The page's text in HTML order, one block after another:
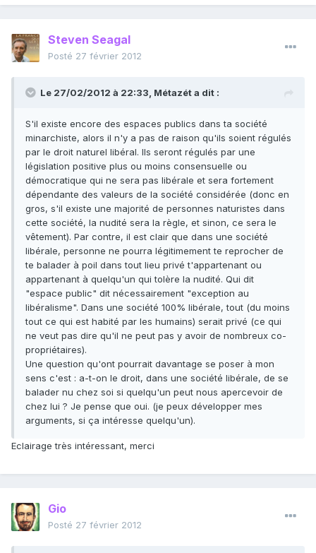
Steven Seagal
Posté 27 février 2012
Le 27/02/2012 à 22:33, Métazét a dit :
S'il existe encore des espaces publics dans ta société
minarchiste, alors il n'y a pas de raison qu'ils soient régulés
par le droit naturel libéral. Ils seront régulés par une
législation positive plus ou moins consensuelle ou
démocratique qui ne sera pas libérale et sera fortement
dépendante des valeurs de la société considérée (donc en
gros, s'il existe une majorité de personnes naturistes dans
cette société, la nudité sera la règle, et sinon, ce sera le
vêtement). Par contre, il est clair que dans une société
libérale, personne ne pourra légitimement te reprocher de
te balader à poil dans tout lieu privé t'appartenant ou
appartenant à quelqu'un qui tolère la nudité. Qui dit
"espace public" dit nécessairement "exception au
libéralisme". Dans une société 100% libérale, tout (du moins
tout ce qui est habité par les humains) serait privé (ce qui
ne veut pas dire qu'il ne peut pas y avoir de nombreux co-
propriétaires).
Une question qu'ont pourrait davantage se poser à mon
sens c'est : a-t-on le droit, dans une société libérale, de se
balader nu chez soi si quelqu'un peut nous apercevoir de
chez lui ? Je pense que oui. (je peux développer mes
arguments, si ça intéresse quelqu'un).
Eclairage très intéressant, merci
Gio
Posté 27 février 2012